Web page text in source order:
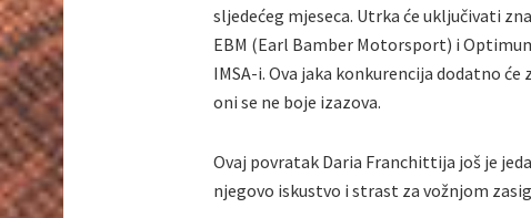
sljedećeg mjeseca. Utrka će uključivati
EBM (Earl Bamber Motorsport) i
IMSA-i. Ova jaka konkurencija dodatno
oni se ne boje izazova.
Ovaj povratak Daria Franchittija još je
njegovo iskustvo i strast za vožnjom